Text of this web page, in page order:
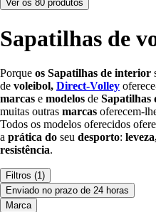
Ver os 80 produtos
Sapatilhas de
Porque os Sapatilhas de interior
de voleibol, Direct-Volley
marcas e modelos de Sapatilhas
muitas outras marcas oferecem-
Todos os modelos oferecidos
a prática do seu desporto:
resistência.
Filtros (1)
Enviado no prazo de 24 horas
Marca